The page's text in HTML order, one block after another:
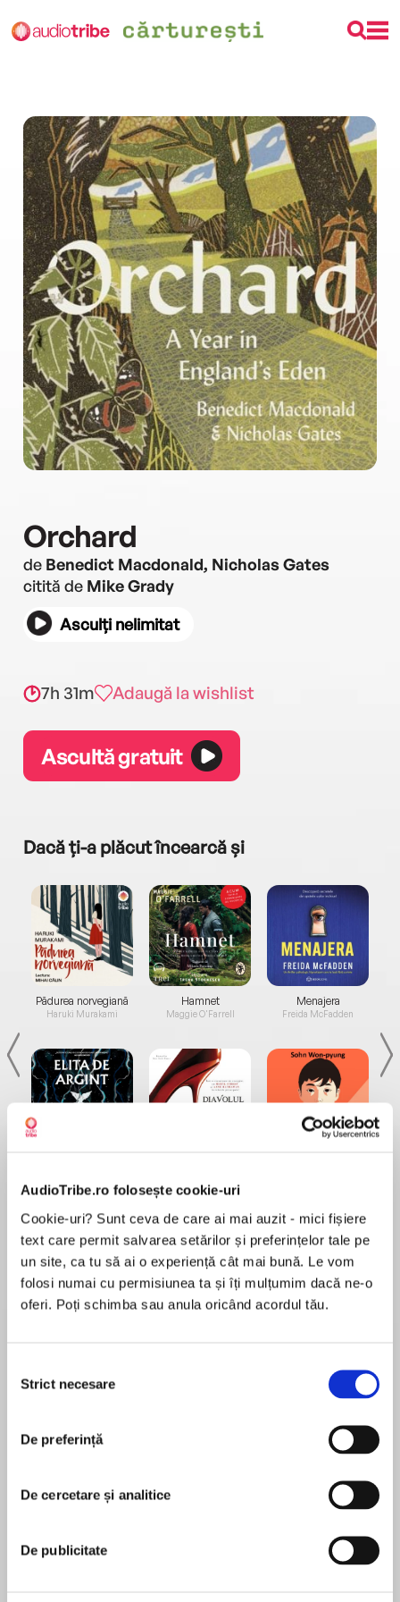
AudioTribe.ro folosește cookie-uri
Cookie-uri? Sunt ceva de care ai mai auzit - mici fișiere
text care permit salvarea setărilor și preferințelor tale pe
un site, ca tu să ai o experiență cât mai bună. Le vom
folosi numai cu permisiunea ta și îți mulțumim dacă ne-o
oferi. Poți schimba sau anula oricând acordul tău.
consimțământului
Strict necesare
De preferință
De cercetare și analitice
De publicitate
Orchard
de Benedict Macdonald, Nicholas Gates
citită de Mike Grady
Asculți nelimitat
7h 31m Adaugă la wishlist
Ascultă gratuit
Dacă ți-a plăcut încearcă și
Pădurea norvegiană
Haruki Murakami
Hamnet
Maggie O'Farrell
Menajera
Freida McFadden
Desprecarte
By the Wainwright-Conservation-Prize-winning
Spend a year in an orchard, celebrating its
England's ancient orchards, collaborations
hope for the future. Protecting them promises a
far richer England for the centuries to come, for
As the seasons turn, a wealth of animals and
În acest moment nu există recenzii
Benedict Macdonald